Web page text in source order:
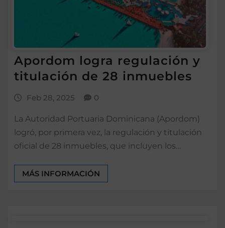
Apordom logra regulación y
titulación de 28 inmuebles
Feb 28, 2025 0
La Autoridad Portuaria Dominicana (Apordom)
logró, por primera vez, la regulación y titulación
oficial de 28 inmuebles, que incluyen los…
MÁS INFORMACIÓN